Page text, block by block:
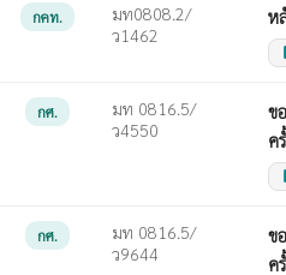
กคท.
มท0808.2/
ว1462
ห
กศ.
มท 0816.5/
ว4550
ข
ค
กศ.
มท 0816.5/
ว9644
ข
ค